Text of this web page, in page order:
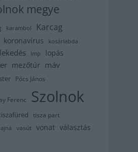
megye
karambol Karcag
koronavírus
kosárlabda
lmp lopás
mezőtúr máv
Pócs János
Ferenc Szolnok
tisza part
vasút vonat választás